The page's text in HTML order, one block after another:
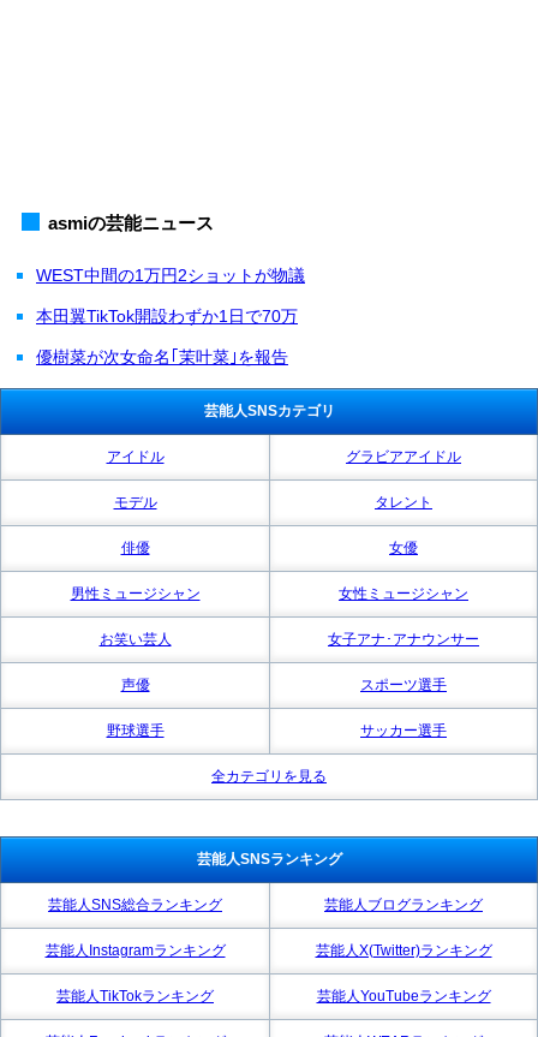
asmiの芸能ニュース
WEST中間の1万円2ショットが物議
本田翼TikTok開設わずか1日で70万
優樹菜が次女命名｢茉叶菜｣を報告
芸能人SNSカテゴリ
アイドル グラビアアイドル
モデル タレント
俳優 女優
男性ミュージシャン 女性ミュージシャン
お笑い芸人 女子アナ･アナウンサー
声優 スポーツ選手
野球選手 サッカー選手
全カテゴリを見る
芸能人SNSランキング
芸能人SNS総合ランキング 芸能人ブログランキング
芸能人Instagramランキング 芸能人X(Twitter)ランキング
芸能人TikTokランキング 芸能人YouTubeランキング